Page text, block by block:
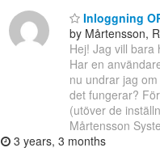
Inloggning
by Mårtensson,
Hej! Jag vill
Har en
nu undrar jag
det fungerar?
(utöver de
Mårtensson
3 years, 3 months